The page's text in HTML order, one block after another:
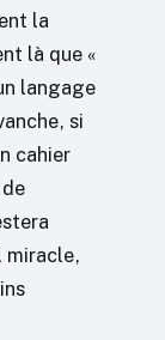
la
là que «
langage
si
cahier
miracle,